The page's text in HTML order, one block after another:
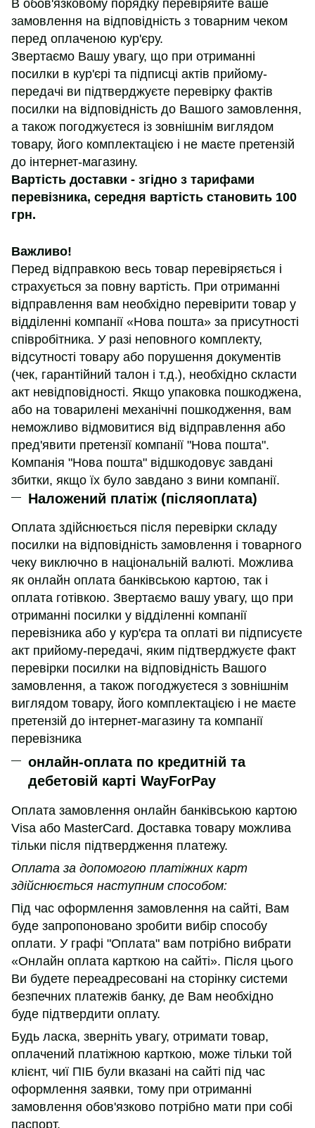
В обов'язковому порядку перевіряйте ваше
замовлення на відповідність з товарним чеком
перед оплаченою кур'єру.
Звертаємо Вашу увагу, що при отриманні
посилки в кур'єрі та підписці актів прийому-
передачі ви підтверджуєте перевірку фактів
посилки на відповідність до Вашого замовлення,
а також погоджуєтеся із зовнішнім виглядом
товару, його комплектацією і не маєте претензій
до інтернет-магазину.
Вартість доставки - згідно з тарифами
перевізника, середня вартість становить 100
грн.
Важливо!
Перед відправкою весь товар перевіряється і
страхується за повну вартість. При отриманні
відправлення вам необхідно перевірити товар у
відділенні компанії «Нова пошта» за присутності
співробітника. У разі неповного комплекту,
відсутності товару або порушення документів
(чек, гарантійний талон і т.д.), необхідно скласти
акт невідповідності. Якщо упаковка пошкоджена,
або на товарилені механічні пошкодження, вам
неможливо відмовитися від відправлення або
пред'явити претензії компанії "Нова пошта".
Компанія "Нова пошта" відшкодовує завдані
збитки, якщо їх було завдано з вини компанії.
Наложений платіж (післяоплата)
Оплата здійснюється після перевірки складу
посилки на відповідність замовлення і товарного
чеку виключно в національній валюті. Можлива
як онлайн оплата банківською картою, так і
оплата готівкою. Звертаємо вашу увагу, що при
отриманні посилки у відділенні компанії
перевізника або у кур'єра та оплаті ви підписуєте
акт прийому-передачі, яким підтверджуєте факт
перевірки посилки на відповідність Вашого
замовлення, а також погоджуєтеся з зовнішнім
виглядом товару, його комплектацією і не маєте
претензій до інтернет-магазину та компанії
перевізника
онлайн-оплата по кредитній та
дебетовій карті WayForPay
Оплата замовлення онлайн банківською картою
Visa або MasterCard. Доставка товару можлива
тільки після підтвердження платежу.
Оплата за допомогою платіжних карт
здійснюється наступним способом:
Під час оформлення замовлення на сайті, Вам
буде запропоновано зробити вибір способу
оплати. У графі "Оплата" вам потрібно вибрати
«Онлайн оплата карткою на сайті». Після цього
Ви будете переадресовані на сторінку системи
безпечних платежів банку, де Вам необхідно
буде підтвердити оплату.
Будь ласка, зверніть увагу, отримати товар,
оплачений платіжною карткою, може тільки той
клієнт, чиї ПІБ були вказані на сайті під час
оформлення заявки, тому при отриманні
замовлення обов'язково потрібно мати при собі
паспорт.